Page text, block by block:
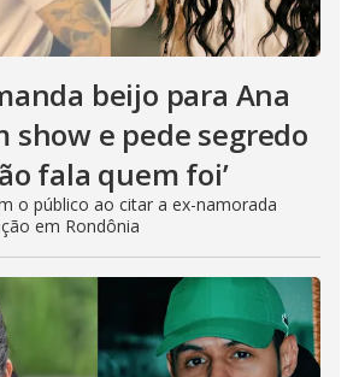
beijo para Ana
show e pede segredo
fala quem foi’
o público ao citar a ex-namorada
em Rondônia